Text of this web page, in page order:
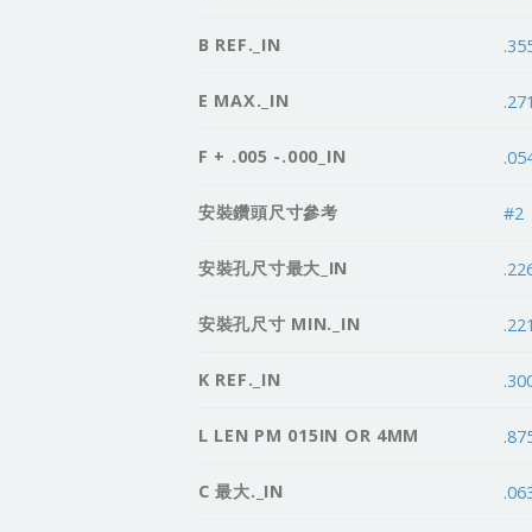
B REF._IN
E MAX._IN
F + .005 -.000_IN
安裝鑽頭尺寸參考 #2
安裝孔尺寸最大_IN
安裝孔尺寸 MIN._IN
K REF._IN
L LEN PM 015IN OR 4MM
C 最大._IN